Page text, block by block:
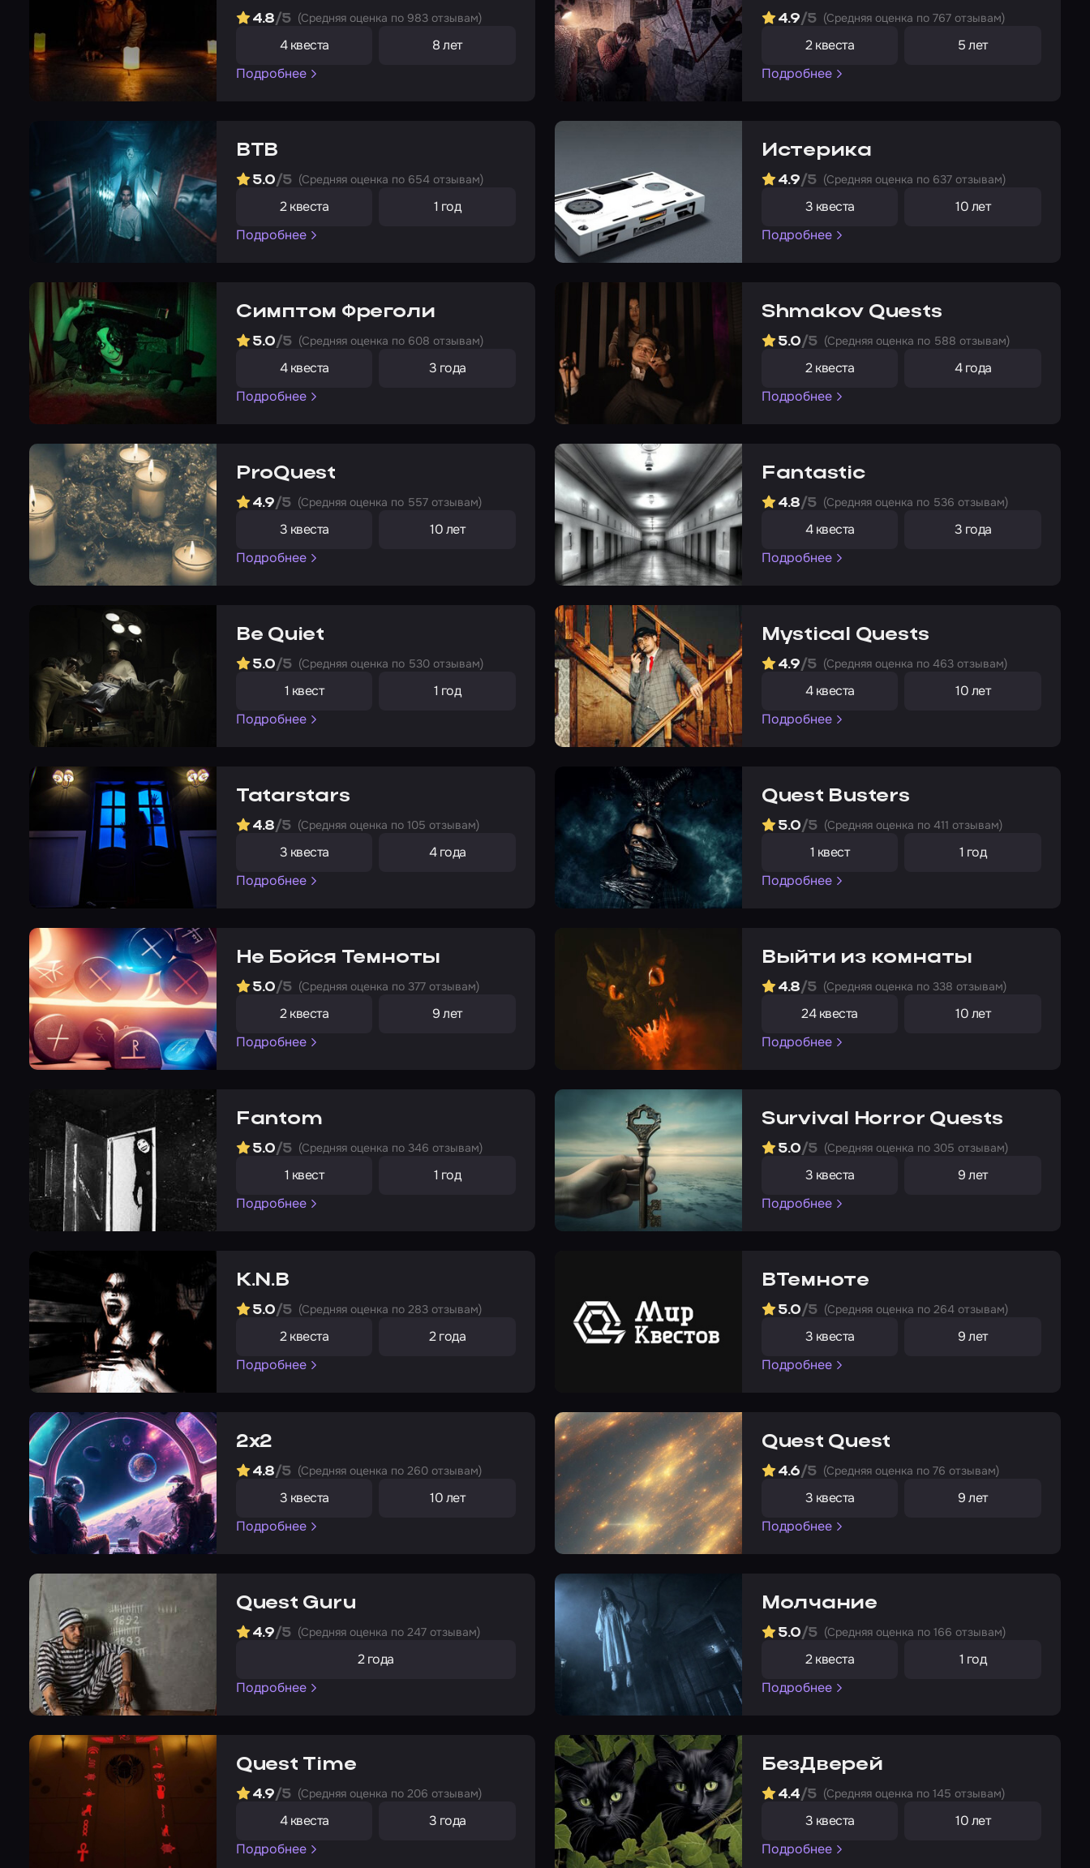
4.8/5 (Cредняя оценка по 983 отзывам)
4 квеста
8 лет
Подробнее
4.9/5 (Cредняя оценка по 767 отзывам)
2 квеста
5 лет
Подробнее
BTB
5.0/5 (Cредняя оценка по 654 отзывам)
2 квеста
1 год
Подробнее
Истерика
4.9/5 (Cредняя оценка по 637 отзывам)
3 квеста
10 лет
Подробнее
Симптом Фреголи
5.0/5 (Cредняя оценка по 608 отзывам)
4 квеста
3 года
Подробнее
Shmakov Quests
5.0/5 (Cредняя оценка по 588 отзывам)
2 квеста
4 года
Подробнее
ProQuest
4.9/5 (Cредняя оценка по 557 отзывам)
3 квеста
10 лет
Подробнее
Fantastic
4.8/5 (Cредняя оценка по 536 отзывам)
4 квеста
3 года
Подробнее
Be Quiet
5.0/5 (Cредняя оценка по 530 отзывам)
1 квест
1 год
Подробнее
Mystical Quests
4.9/5 (Cредняя оценка по 463 отзывам)
4 квеста
10 лет
Подробнее
Tatarstars
4.8/5 (Cредняя оценка по 105 отзывам)
3 квеста
4 года
Подробнее
Quest Busters
5.0/5 (Cредняя оценка по 411 отзывам)
1 квест
1 год
Подробнее
Не Бойся Темноты
5.0/5 (Cредняя оценка по 377 отзывам)
2 квеста
9 лет
Подробнее
Выйти из комнаты
4.8/5 (Cредняя оценка по 338 отзывам)
24 квеста
10 лет
Подробнее
Fantom
5.0/5 (Cредняя оценка по 346 отзывам)
1 квест
1 год
Подробнее
Survival Horror Quests
5.0/5 (Cредняя оценка по 305 отзывам)
3 квеста
9 лет
Подробнее
K.N.B
5.0/5 (Cредняя оценка по 283 отзывам)
2 квеста
2 года
Подробнее
ВТемноте
5.0/5 (Cредняя оценка по 264 отзывам)
3 квеста
9 лет
Подробнее
2х2
4.8/5 (Cредняя оценка по 260 отзывам)
3 квеста
10 лет
Подробнее
Quest Quest
4.6/5 (Cредняя оценка по 76 отзывам)
3 квеста
9 лет
Подробнее
Quest Guru
4.9/5 (Cредняя оценка по 247 отзывам)
2 года
Подробнее
Молчание
5.0/5 (Cредняя оценка по 166 отзывам)
2 квеста
1 год
Подробнее
Quest Time
4.9/5 (Cредняя оценка по 206 отзывам)
4 квеста
3 года
Подробнее
БезДверей
4.4/5 (Cредняя оценка по 145 отзывам)
3 квеста
10 лет
Подробнее